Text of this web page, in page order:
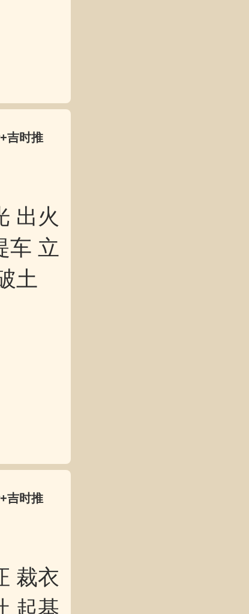
吉时推
出火
车 立
土
吉时推
裁衣
起基